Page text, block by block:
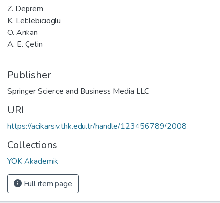
Z. Deprem
K. Leblebicioglu
O. Arıkan
A. E. Çetin
Publisher
Springer Science and Business Media LLC
URI
https://acikarsiv.thk.edu.tr/handle/123456789/2008
Collections
YÖK Akademik
Full item page